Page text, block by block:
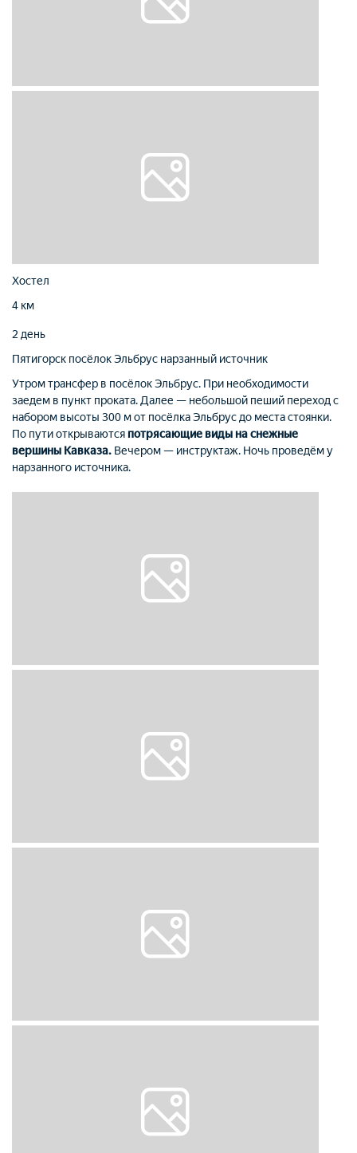
Хостел
4 км
2 день
Пятигорск посёлок Эльбрус нарзанный источник
Утром трансфер в посёлок Эльбрус. При необходимости
заедем в пункт проката. Далее — небольшой пеший переход с
набором высоты 300 м от посёлка Эльбрус до места стоянки.
По пути открываютсяпотрясающие виды на снежные
вершины Кавказа. Вечером — инструктаж. Ночь проведём у
нарзанного источника.